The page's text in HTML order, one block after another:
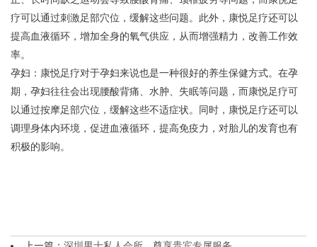
疗可以通过刺激足部穴位，缓解这些问题。此外，康悦足疗还可以
提高血液循环，增加全身的氧气供应，从而增强精力，改善工作效
率。
孕妇： 康悦足疗对于孕妇来说也是一种很好的养生保健方式。在孕
期，孕妇往往会出现腰酸背痛、水肿、失眠等问题，而康悦足疗可
以通过按摩足部穴位，缓解这些不适症状。同时，康悦足疗还可以
调理身体内环境，促进血液循环，提高免疫力，对胎儿的发育也有
积极的影响。